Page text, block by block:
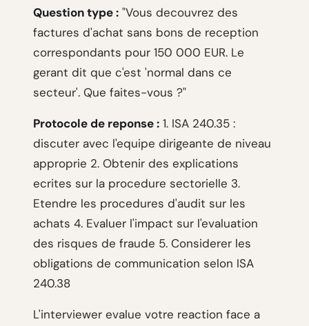
Question type : "Vous decouvrez des
factures d'achat sans bons de reception
correspondants pour 150 000 EUR. Le
gerant dit que c'est 'normal dans ce
secteur'. Que faites-vous ?"
Protocole de reponse : 1. ISA 240.35 :
discuter avec l'equipe dirigeante de niveau
approprie 2. Obtenir des explications
ecrites sur la procedure sectorielle 3.
Etendre les procedures d'audit sur les
achats 4. Evaluer l'impact sur l'evaluation
des risques de fraude 5. Considerer les
obligations de communication selon ISA
240.38
L'interviewer evalue votre reaction face a